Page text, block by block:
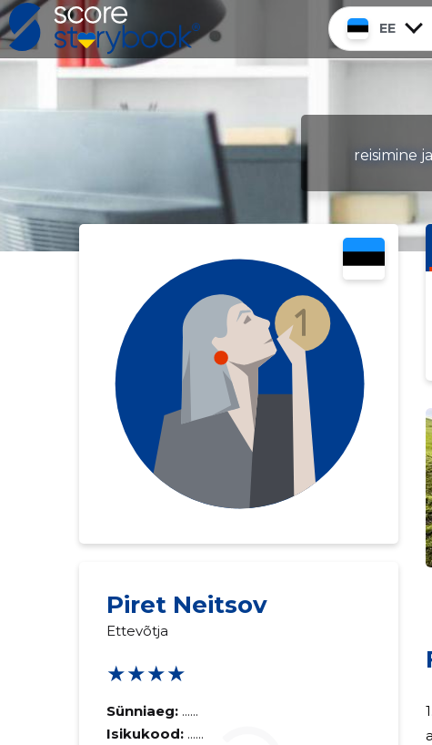
EE
reisimine
Piret Neitsov
Ettevõtja
★★★★
Sünniaeg: ......
Isikukood: ......